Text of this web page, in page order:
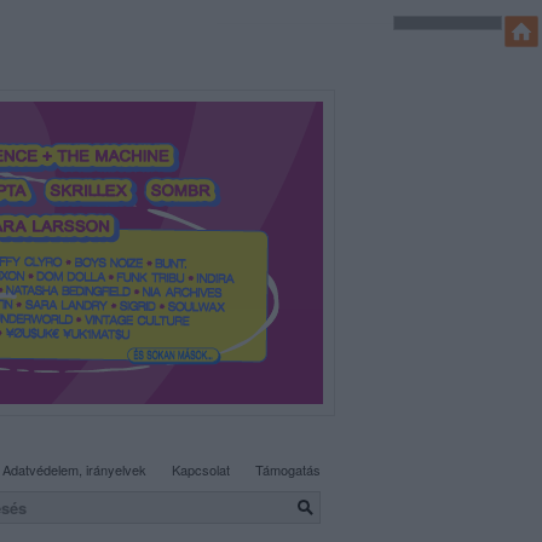
Adatvédelem, irányelvek Kapcsolat Támogatás